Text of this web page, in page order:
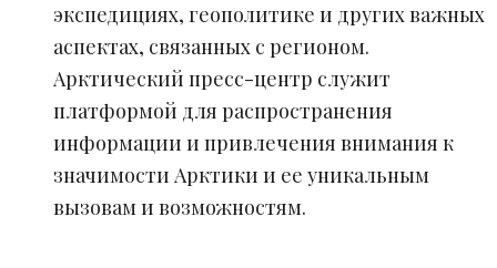
экспедициях, геополитике и других важных
аспектах, связанных с регионом.
Арктический пресс-центр служит
платформой для распространения
информации и привлечения внимания к
значимости Арктики и ее уникальным
вызовам и возможностям.